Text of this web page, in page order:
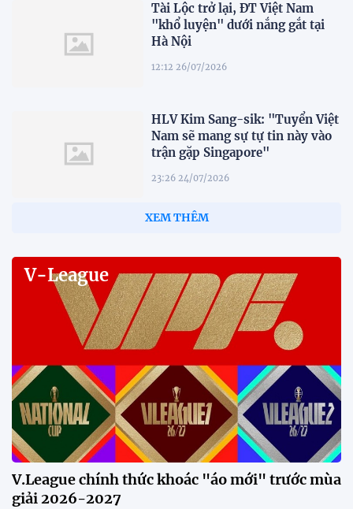
Tài Lộc trở lại, ĐT Việt Nam
"khổ luyện" dưới nắng gắt tại
Hà Nội
12:12 26/07/2026
HLV Kim Sang-sik: "Tuyển Việt
Nam sẽ mang sự tự tin này vào
trận gặp Singapore"
23:26 24/07/2026
XEM THÊM
V-League
V.League chính thức khoác "áo mới" trước mùa
giải 2026-2027